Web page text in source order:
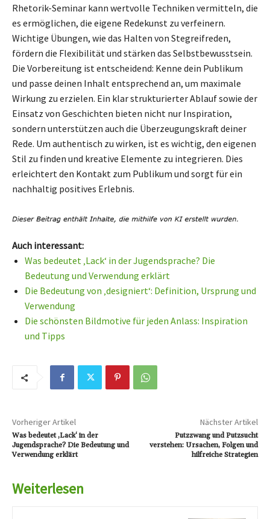
Rhetorik-Seminar kann wertvolle Techniken vermitteln, die
es ermöglichen, die eigene Redekunst zu verfeinern.
Wichtige Übungen, wie das Halten von Stegreifreden,
fördern die Flexibilität und stärken das Selbstbewusstsein.
Die Vorbereitung ist entscheidend: Kenne dein Publikum
und passe deinen Inhalt entsprechend an, um maximale
Wirkung zu erzielen. Ein klar strukturierter Ablauf sowie der
Einsatz von Geschichten bieten nicht nur Inspiration,
sondern unterstützen auch die Überzeugungskraft deiner
Rede. Um authentisch zu wirken, ist es wichtig, den eigenen
Stil zu finden und kreative Elemente zu integrieren. Dies
erleichtert den Kontakt zum Publikum und sorgt für ein
nachhaltig positives Erlebnis.
Auch interessant:
Was bedeutet ‚Lack‘ in der Jugendsprache? Die
Bedeutung und Verwendung erklärt
Die Bedeutung von ‚designiert‘: Definition, Ursprung und
Verwendung
Die schönsten Bildmotive für jeden Anlass: Inspiration
und Tipps
Vorheriger Artikel
Was bedeutet ‚Lack‘ in der
Jugendsprache? Die Bedeutung und
Verwendung erklärt
Nächster Artikel
Putzzwang und Putzsucht
verstehen: Ursachen, Folgen und
hilfreiche Strategien
Weiterlesen